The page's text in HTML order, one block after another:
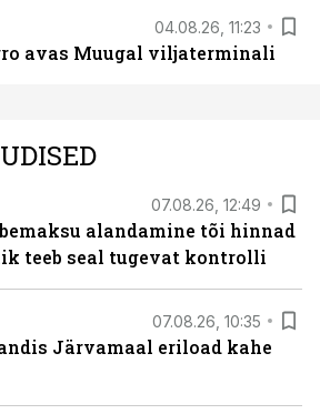
04.08.26, 11:23
avas Muugal viljaterminali
07.08.26, 12:49
alandamine tõi hinnad
teeb seal tugevat kontrolli
07.08.26, 10:35
Järvamaal eriload kahe